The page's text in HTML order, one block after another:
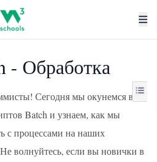
- Обработка
Сегодня мы окунемся в
Batch и узнаем, как мы
с процессами на наших
волнуйтесь, если вы новички в